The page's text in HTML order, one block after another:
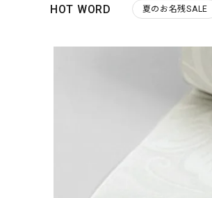
HOT WORD 夏のお名残SALE
会員登録